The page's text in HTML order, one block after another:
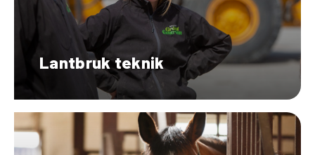
Lantbruk teknik